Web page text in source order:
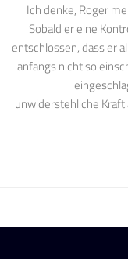
Ich denke, Roger
Sobald er eine
entschlossen, dass er
anfangs nicht so
unwiderstehliche